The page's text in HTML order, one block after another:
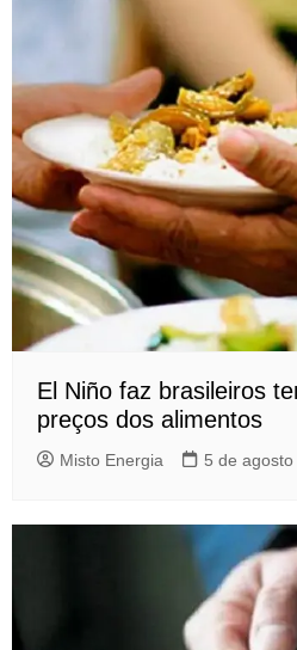
El Niño faz brasileiros
preços dos alimentos
Misto Energia 5 de